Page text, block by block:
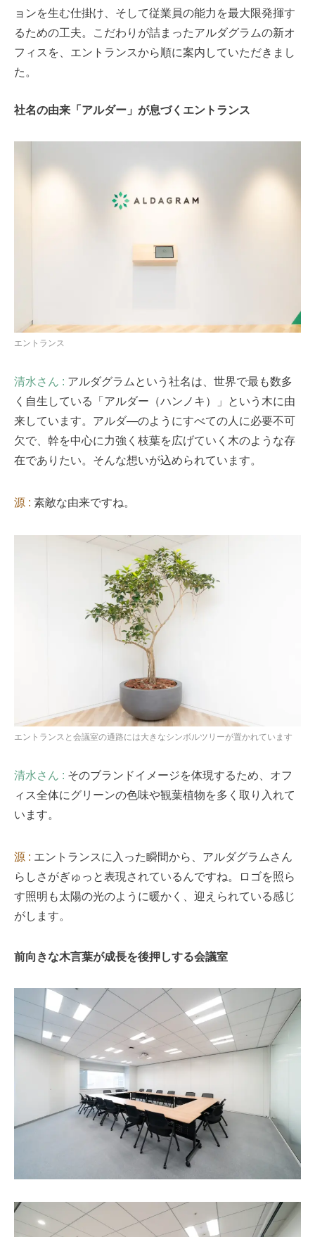
ョンを生む仕掛け、そして従業員の能力を最大限発揮す
るための工夫。こだわりが詰まったアルダグラムの新オ
フィスを、エントランスから順に案内していただきまし
た。
社名の由来「アルダー」が息づくエントランス
エントランス
清水さん : アルダグラムという社名は、世界で最も数多
く自生している「アルダー（ハンノキ）」という木に由
来しています。アルダ―のようにすべての人に必要不可
欠で、幹を中心に力強く枝葉を広げていく木のような存
在でありたい。そんな想いが込められています。
源 : 素敵な由来ですね。
エントランスと会議室の通路には大きなシンボルツリーが置かれています
清水さん : そのブランドイメージを体現するため、オフ
ィス全体にグリーンの色味や観葉植物を多く取り入れて
います。
源 : エントランスに入った瞬間から、アルダグラムさん
らしさがぎゅっと表現されているんですね。ロゴを照ら
す照明も太陽の光のように暖かく、迎えられている感じ
がします。
前向きな木言葉が成長を後押しする会議室